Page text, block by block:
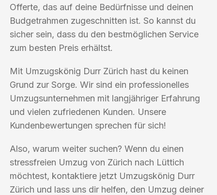
Offerte, das auf deine Bedürfnisse und deinen
Budgetrahmen zugeschnitten ist. So kannst du
sicher sein, dass du den bestmöglichen Service
zum besten Preis erhältst.
Mit Umzugskönig Durr Zürich hast du keinen
Grund zur Sorge. Wir sind ein professionelles
Umzugsunternehmen mit langjähriger Erfahrung
und vielen zufriedenen Kunden. Unsere
Kundenbewertungen sprechen für sich!
Also, warum weiter suchen? Wenn du einen
stressfreien Umzug von Zürich nach Lüttich
möchtest, kontaktiere jetzt Umzugskönig Durr
Zürich und lass uns dir helfen, den Umzug deiner